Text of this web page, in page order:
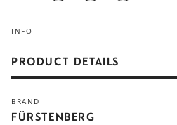
INFO
PRODUCT DETAILS
ausreichend Platz und Wasser.
BRAND
FÜRSTENBERG